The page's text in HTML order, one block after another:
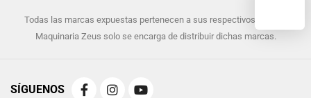
Todas las marcas expuestas pertenecen a sus respectivos dueños
Maquinaria Zeus solo se encarga de distribuir dichas marcas.
SÍGUENOS